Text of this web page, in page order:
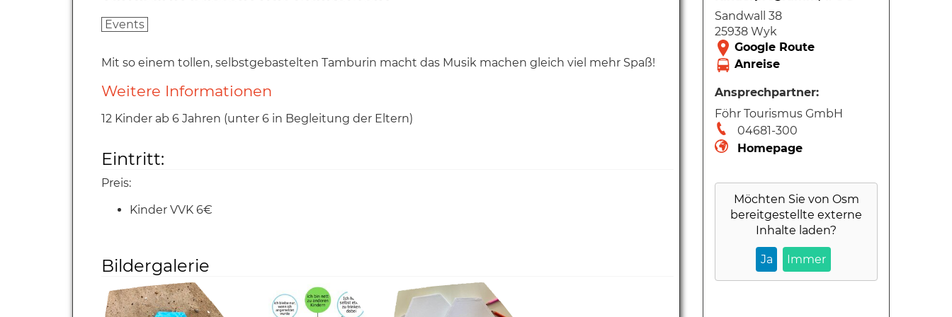
Events
Mit so einem tollen, selbstgebastelten Tamburin macht das Musik machen gleich viel mehr Spaß!
Weitere Informationen
12 Kinder ab 6 Jahren (unter 6 in Begleitung der Eltern)
Eintritt:
Preis:
Kinder VVK 6€
Bildergalerie
Sandwall 38
25938 Wyk
Ansprechpartner:
Föhr Tourismus GmbH
04681-300
Homepage
Möchten Sie von Osm
bereitgestellte externe
Inhalte laden?
Ja Immer